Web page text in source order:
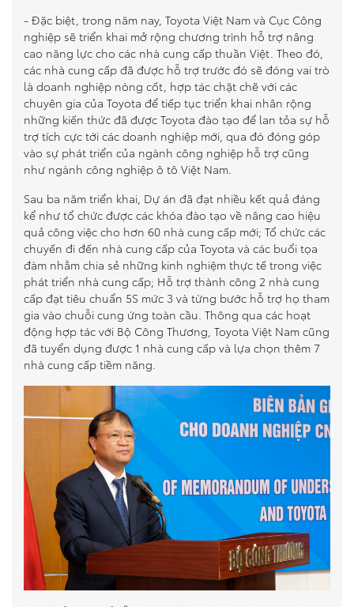
- Đặc biệt, trong năm nay, Toyota Việt Nam và Cục Công
nghiệp sẽ triển khai mở rộng chương trình hỗ trợ nâng
cao năng lực cho các nhà cung cấp thuần Việt. Theo đó,
các nhà cung cấp đã được hỗ trợ trước đó sẽ đóng vai trò
là doanh nghiệp nòng cốt, hợp tác chặt chẽ với các
chuyên gia của Toyota để tiếp tục triển khai nhân rộng
những kiến thức đã được Toyota đào tạo để lan tỏa sự hỗ
trợ tích cực tới các doanh nghiệp mới, qua đó đóng góp
vào sự phát triển của ngành công nghiệp hỗ trợ cũng
như ngành công nghiệp ô tô Việt Nam.
Sau ba năm triển khai, Dự án đã đạt nhiều kết quả đáng
kể như tổ chức được các khóa đào tạo về nâng cao hiệu
quả công việc cho hơn 60 nhà cung cấp mới; Tổ chức các
chuyến đi đến nhà cung cấp của Toyota và các buổi tọa
đàm nhằm chia sẻ những kinh nghiệm thực tế trong việc
phát triển nhà cung cấp; Hỗ trợ thành công 2 nhà cung
cấp đạt tiêu chuẩn 5S mức 3 và từng bước hỗ trợ họ tham
gia vào chuỗi cung ứng toàn cầu. Thông qua các hoạt
động hợp tác với Bộ Công Thương, Toyota Việt Nam cũng
đã tuyển dụng được 1 nhà cung cấp và lựa chọn thêm 7
nhà cung cấp tiềm năng.